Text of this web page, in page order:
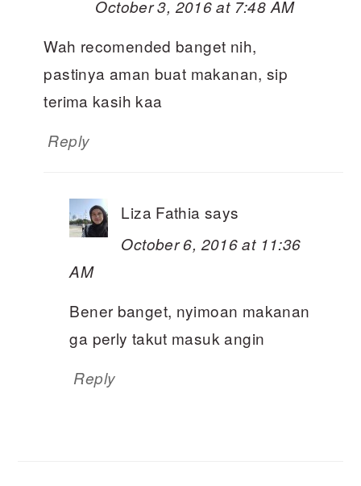
October 3, 2016 at 7:48 AM
Wah recomended banget nih,
pastinya aman buat makanan, sip
terima kasih kaa
Reply
Liza Fathia says
October 6, 2016 at 11:36
AM
Bener banget, nyimoan makanan
ga perly takut masuk angin
Reply